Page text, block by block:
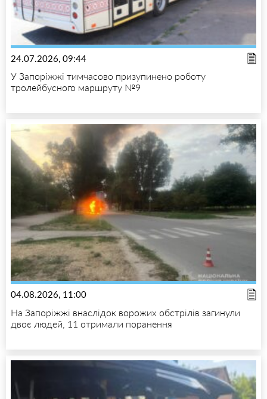
24.07.2026, 09:44
У Запоріжжі тимчасово призупинено роботу
тролейбусного маршруту №9
04.08.2026, 11:00
На Запоріжжі внаслідок ворожих обстрілів загинули
двоє людей, 11 отримали поранення